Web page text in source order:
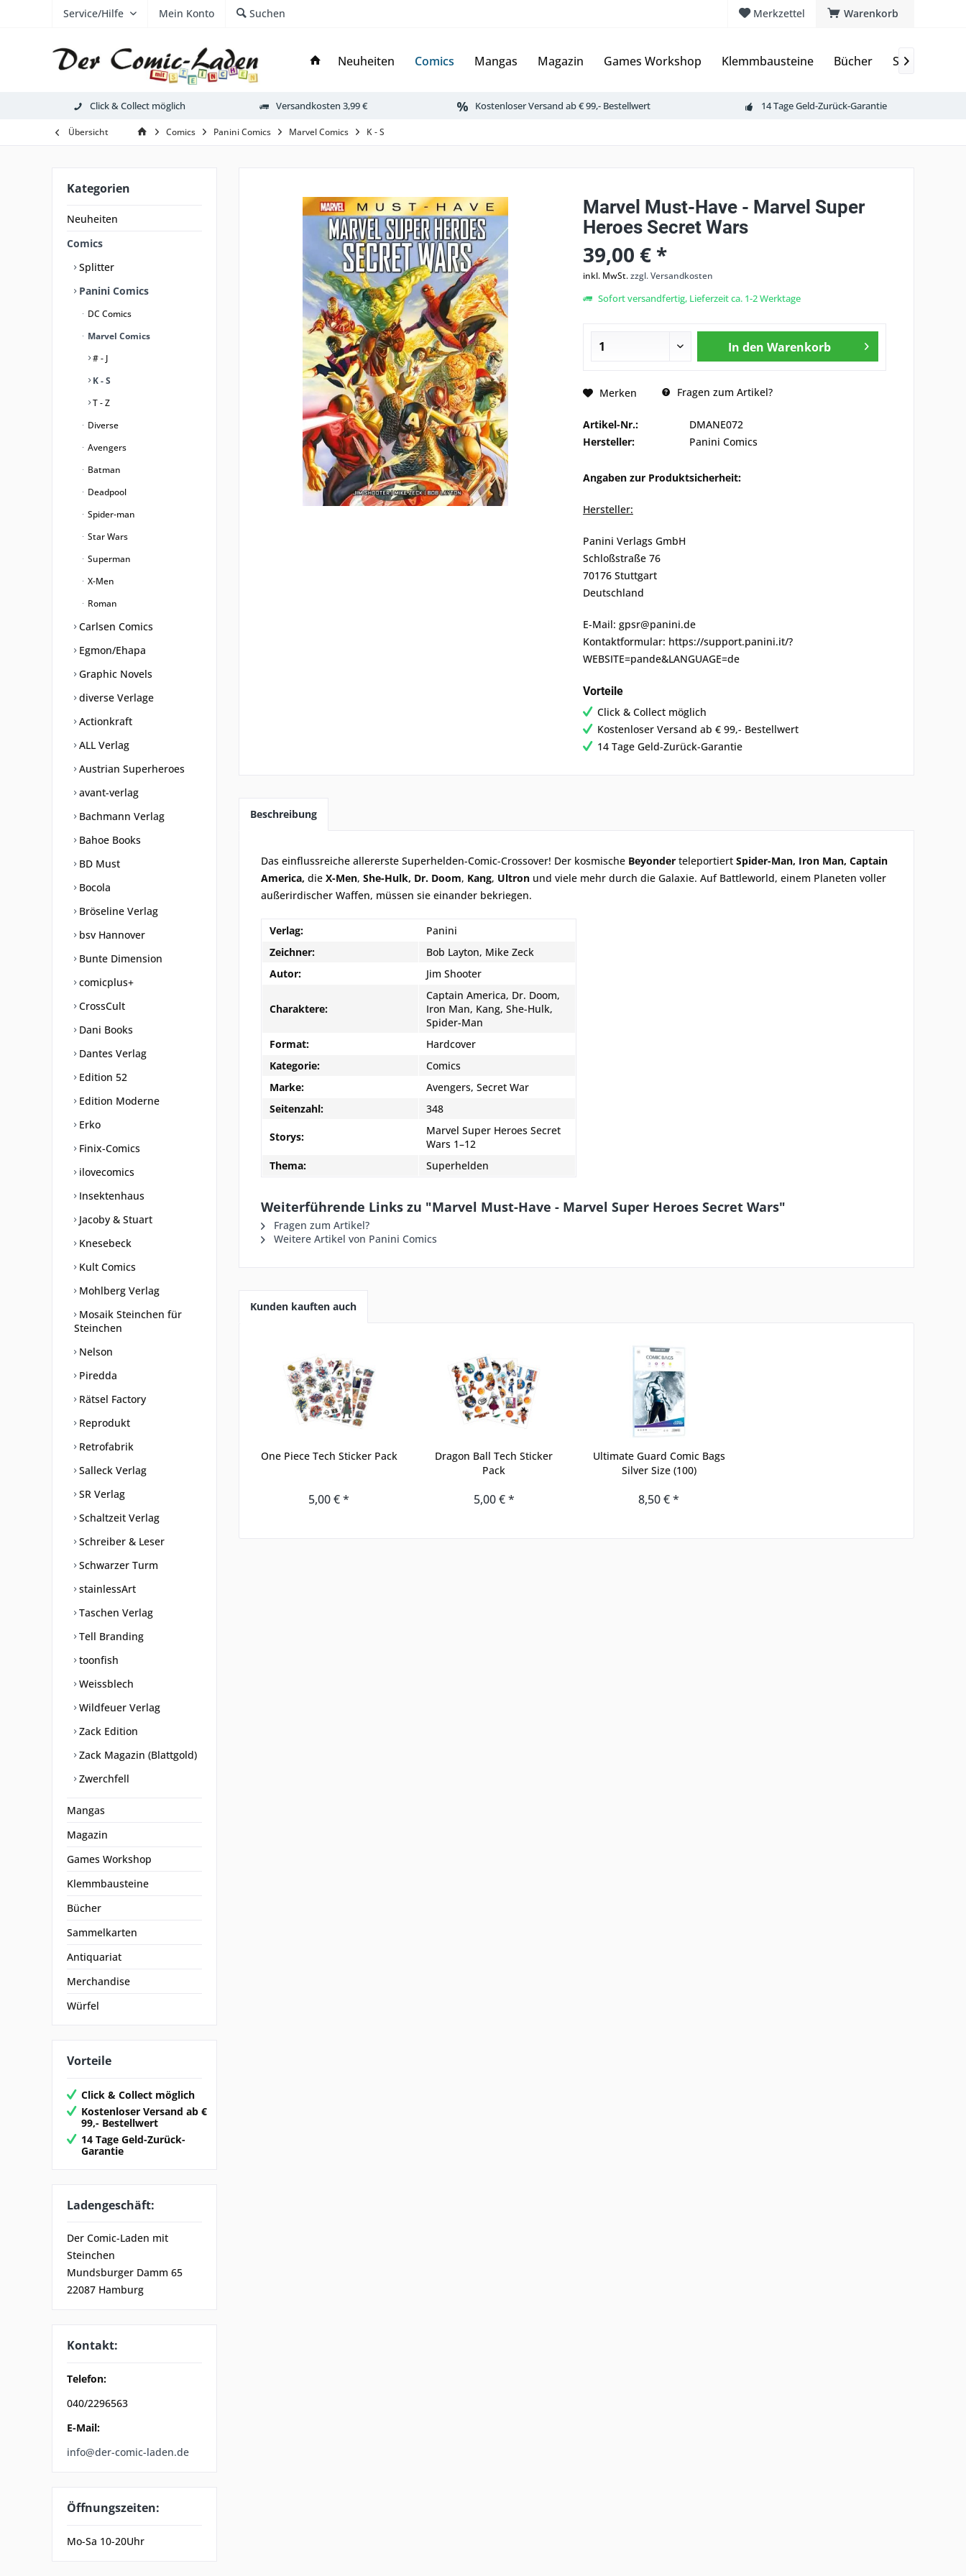
Warenkorb
Merkzettel
Service/Hilfe Mein Konto Suchen
Neuheiten Comics Mangas Magazin Games Workshop Klemmbausteine Bücher 
Click & Collect möglich Versandkosten 3,99 € Kostenloser Versand ab € 99,- Bestellwert 14 Tage Geld-Zurück-Garantie
Übersicht Comics Panini Comics Marvel Comics K - S
Kategorien
Neuheiten
Comics
Splitter
Panini Comics
DC Comics
Marvel Comics
# - J
K - S
T - Z
Diverse
Avengers
Batman
Deadpool
Spider-man
Star Wars
Superman
X-Men
Roman
Carlsen Comics
Egmon/Ehapa
Graphic Novels
diverse Verlage
Actionkraft
ALL Verlag
Austrian Superheroes
avant-verlag
Bachmann Verlag
Bahoe Books
BD Must
Bocola
Bröseline Verlag
bsv Hannover
Bunte Dimension
comicplus+
CrossCult
Dani Books
Dantes Verlag
Edition 52
Edition Moderne
Erko
Finix-Comics
ilovecomics
Insektenhaus
Jacoby & Stuart
Knesebeck
Kult Comics
Mohlberg Verlag
Mosaik Steinchen für
Steinchen
Nelson
Piredda
Rätsel Factory
Reprodukt
Retrofabrik
Salleck Verlag
SR Verlag
Schaltzeit Verlag
Schreiber & Leser
Schwarzer Turm
stainlessArt
Taschen Verlag
Tell Branding
toonfish
Weissblech
Wildfeuer Verlag
Zack Edition
Zack Magazin (Blattgold)
Zwerchfell
Mangas
Magazin
Games Workshop
Klemmbausteine
Bücher
Sammelkarten
Antiquariat
Merchandise
Würfel
Vorteile
Click & Collect möglich
Kostenloser Versand ab €
99,- Bestellwert
14 Tage Geld-Zurück-
Garantie
Ladengeschäft:
Der Comic-Laden mit
Steinchen
Mundsburger Damm 65
22087 Hamburg
Kontakt:
Telefon:
040/2296563
E-Mail:
info@der-comic-laden.de
Öffnungszeiten:
Mo-Sa 10-20Uhr
Marvel Must-Have - Marvel Super
Heroes Secret Wars
39,00 € *
inkl. MwSt.zzgl. Versandkosten
Sofort versandfertig, Lieferzeit ca. 1-2 Werktage
In den Warenkorb
Merken Fragen zum Artikel?
Artikel-Nr.:
DMANE072
Hersteller:
Panini Comics
Angaben zur Produktsicherheit:
Hersteller:
Panini Verlags GmbH
Schloßstraße 76
70176 Stuttgart
Deutschland
E-Mail: gpsr@panini.de
Kontaktformular: https://support.panini.it/?
WEBSITE=pande&LANGUAGE=de
Vorteile
Click & Collect möglich
Kostenloser Versand ab € 99,- Bestellwert
14 Tage Geld-Zurück-Garantie
Beschreibung
Das einflussreiche allererste Superhelden-Comic-Crossover! Der kosmische Beyonder teleportiert Spider-Man, Iron Man, Captain
America, die X-Men, She-Hulk, Dr. Doom, Kang, Ultron und viele mehr durch die Galaxie. Auf Battleworld, einem Planeten voller
außerirdischer Waffen, müssen sie einander bekriegen.
Verlag:
Panini
Zeichner:
Bob Layton, Mike Zeck
Autor:
Jim Shooter
Charaktere:
Captain America, Dr. Doom,
Iron Man, Kang, She-Hulk,
Spider-Man
Format:
Hardcover
Kategorie:
Comics
Marke:
Avengers, Secret War
Seitenzahl:
348
Storys:
Marvel Super Heroes Secret
Wars 1–12
Thema:
Superhelden
Weiterführende Links zu "Marvel Must-Have - Marvel Super Heroes Secret Wars"
Fragen zum Artikel?
Weitere Artikel von Panini Comics
Kunden kauften auch
One Piece Tech Sticker Pack
5,00 € *
Dragon Ball Tech Sticker
Pack
5,00 € *
Ultimate Guard Comic Bags
Silver Size (100)
8,50 € *